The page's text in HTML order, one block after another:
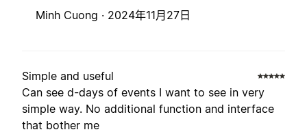
Minh Cuong · 2024年11月27日
Simple and useful
Can see d-days of events I want to see in very
simple way. No additional function and interface
that bother me